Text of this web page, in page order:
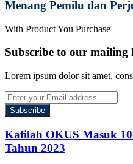
Menang Pemilu dan
With Product You Purchase
Subscribe to our mailing
Lorem ipsum dolor sit amet,
Enter
your
Email
address
Kafilah OKUS Masuk 10
Tahun 2023